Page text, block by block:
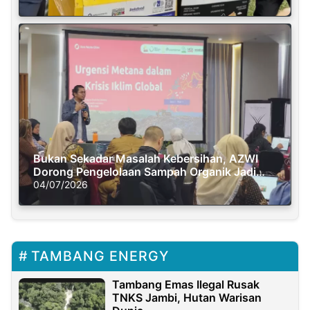
Bukan Sekadar Masalah Kebersihan, AZWI
Dorong Pengelolaan Sampah Organik Jadi
Solusi Krisis Iklim
04/07/2026
TAMBANG ENERGY
Tambang Emas Ilegal Rusak
TNKS Jambi, Hutan Warisan